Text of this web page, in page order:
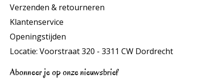
Verzenden & retourneren
Klantenservice
Openingstijden
Locatie: Voorstraat 320 - 3311 CW Dordrecht
Abonneer je op onze nieuwsbrief